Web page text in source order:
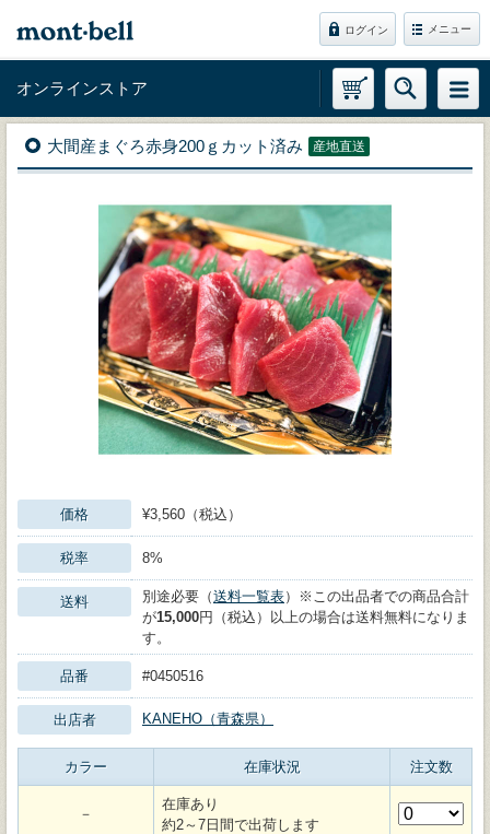
ログイン メニュー
オンラインストア
大間産まぐろ赤身200ｇカット済み 産地直送
価格 ¥3,560（税込）
税率 8%
送料 別途必要（送料一覧表）※この出品者での商品合計
が15,000円（税込）以上の場合は送料無料になりま
す。
品番 #0450516
出店者 KANEHO（青森県）
カラー 在庫状況 注文数
－
在庫あり
約2～7日間で出荷します